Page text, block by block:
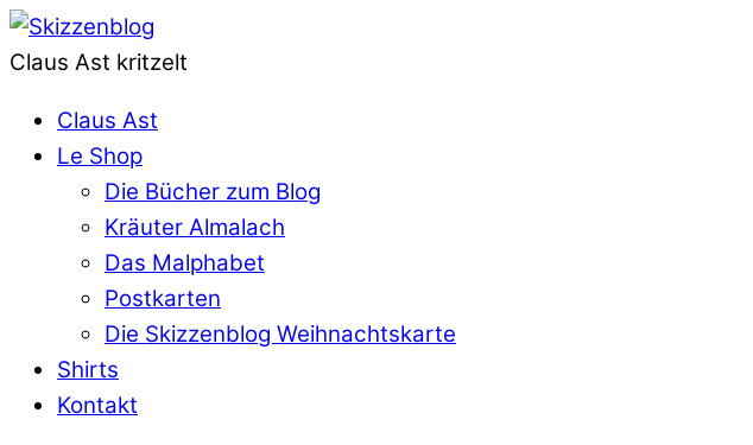
Claus Ast kritzelt
Claus Ast
Le Shop
Die Bücher zum Blog
Kräuter Almalach
Das Malphabet
Postkarten
Die Skizzenblog Weihnachtskarte
Shirts
Kontakt